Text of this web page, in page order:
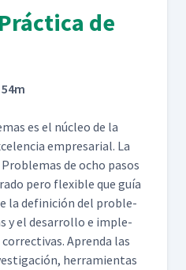
de
es el núcleo de la
empre­sar­i­al. La
de ocho pasos
pero flex­i­ble que guía
la defini­ción del prob­le­
y el desar­rol­lo e imple­
Apren­da las
her­ramien­tas